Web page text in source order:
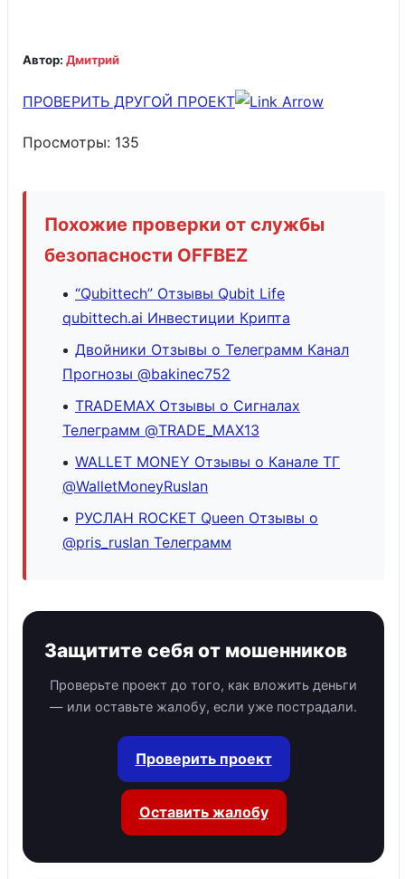
Автор: Дмитрий
ПРОВЕРИТЬ ДРУГОЙ ПРОЕКТ
Просмотры: 135
Похожие проверки от службы
безопасности OFFBEZ
“Qubittech” Отзывы Qubit Life
qubittech.ai Инвестиции Крипта
Двойники Отзывы о Телеграмм Канал
Прогнозы @bakinec752
TRADEMAX Отзывы о Сигналах
Телеграмм @TRADE_MAX13
WALLET MONEY Отзывы о Канале ТГ
@WalletMoneyRuslan
РУСЛАН ROCKET Queen Отзывы о
@pris_ruslan Телеграмм
Защитите себя от мошенников
Проверьте проект до того, как вложить деньги
— или оставьте жалобу, если уже пострадали.
Проверить проект
Оставить жалобу